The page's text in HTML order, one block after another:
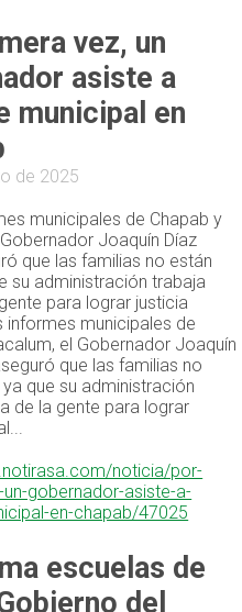
vez, un
asiste a
municipal en
de 2025
municipales de Chapab y
Joaquín Díaz
que las familias no están
su administración trabaja
para lograr justicia
informes municipales de
el Gobernador Joaquín
que las familias no
que su administración
de la gente para lograr
noticia/por-
gobernador-asiste-a-
en-chapab/47025
escuelas de
del